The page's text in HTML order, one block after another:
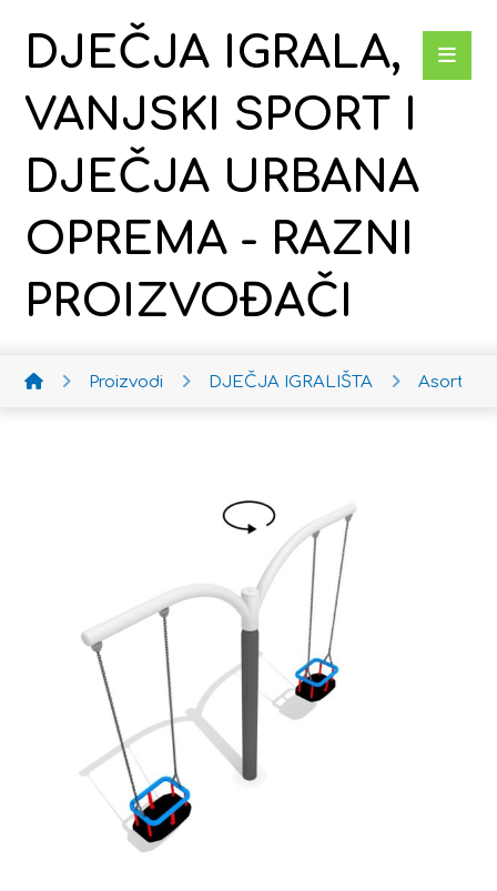
DJEČJA IGRALA,
VANJSKI SPORT I
DJEČJA URBANA
OPREMA - RAZNI
PROIZVOĐAČI
Proizvodi DJEČJA IGRALIŠTA